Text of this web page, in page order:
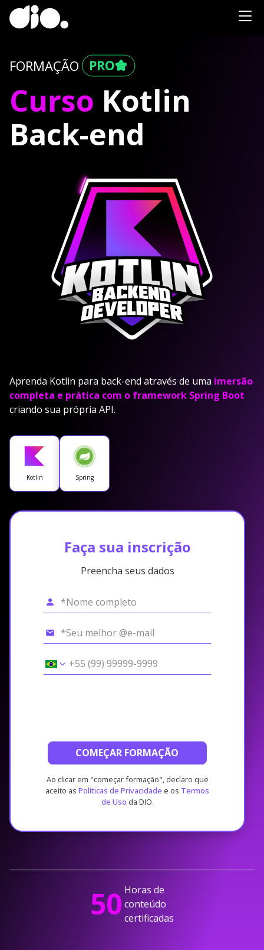
FORMAÇÃO
Curso Kotlin
Back-end
Aprenda Kotlin para back-end através de uma imersão
completa e prática com o framework Spring Boot
criando sua própria API.
Kotlin Spring
Faça sua inscrição
Preencha seus dados
COMEÇAR FORMAÇÃO
Ao clicar em "começar formação", declaro que
aceito as Políticas de Privacidade e os Termos
de Uso da DIO.
50 Horas de
conteúdo
certificadas